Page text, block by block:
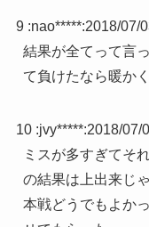
9 :nao*****:2018/07/
結果が全てって言
て負けたなら暖か
10 :jvy*****:2018/07/
ミスが多すぎてそ
の結果は上出来じ
本戦どうでもよか